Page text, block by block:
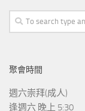
聚會時間
週六崇拜(成人)
逢週六 晚上 5:30